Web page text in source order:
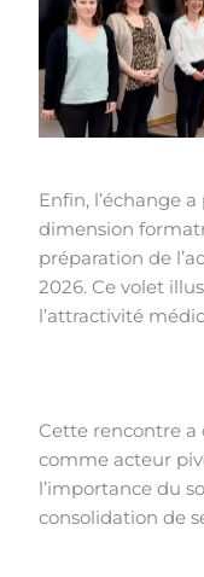
Enfin, l’échange
dimension
préparation de
2026. Ce volet
l’attractivité
Cette rencontre a
comme acteur
l’importance du
consolidation de